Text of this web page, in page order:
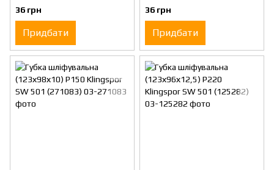
SW 501 (277189)
36 грн
Придбати
SW 501 (271082)
36 грн
Придбати